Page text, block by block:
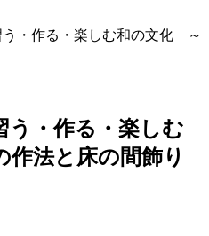
う・作る・楽しむ和の文化 ～
う・作る・楽しむ
法と床の間飾り